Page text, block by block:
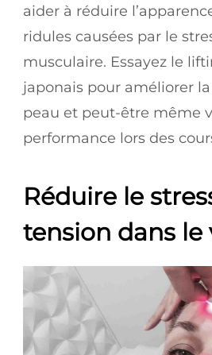
aider à réduire
ridules causées par le
musculaire. Essayez le
japonais pour améliorer
peau et peut-être même
performance lors des
Réduire le
tension dans le